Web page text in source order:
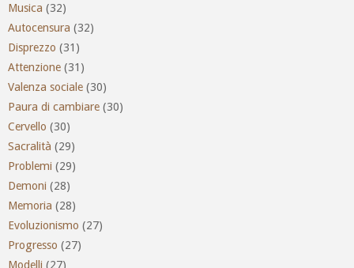
Musica (32)
Autocensura (32)
Disprezzo (31)
Attenzione (31)
Valenza sociale (30)
Paura di cambiare (30)
Cervello (30)
Sacralità (29)
Problemi (29)
Demoni (28)
Memoria (28)
Evoluzionismo (27)
Progresso (27)
Modelli (27)